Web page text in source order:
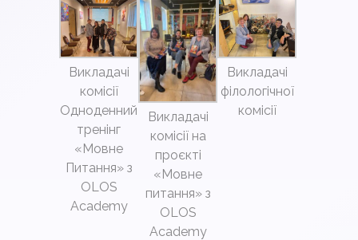
Викладачі
комісії
Одноденний
тренінг
«Мовне
Питання» з
OLOS
Academy
Викладачі
комісії на
проєкті
«Мовне
питання» з
OLOS
Academy
Викладачі
філологічної
комісії